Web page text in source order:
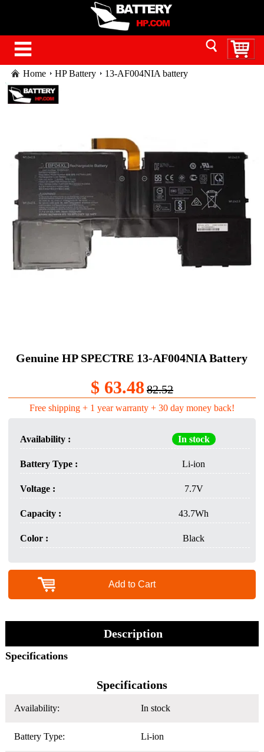
Home HP Battery 13-AF004NIA battery
Genuine HP SPECTRE 13-AF004NIA Battery
$ 63.48 82.52
Free shipping + 1 year warranty + 30 day money back!
Availability : In stock
Battery Type : Li-ion
Voltage : 7.7V
Capacity : 43.7Wh
Color : Black
Add to Cart
Description
Specifications
Specifications
Availability: In stock
Battery Type: Li-ion